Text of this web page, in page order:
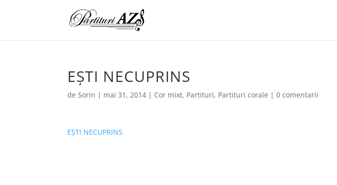
EȘTI NECUPRINS
deSorin | mai 31, 2014 | Cor mixt, Partituri, Partituri corale |0 comentarii
EȘTI NECUPRINS